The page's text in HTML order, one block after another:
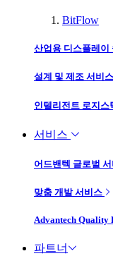
BitFlow
산업용 디스플레이
설계 및 제조 서비스
인텔리전트 로지스
서비스
어드밴텍 글로벌
맞춤 개발 서비스
Advantech Quality
파트너